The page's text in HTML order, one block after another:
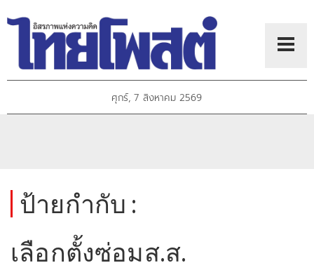
ศุกร์, 7 สิงหาคม 2569
ป้ายกำกับ :
เลือกตั้งซ่อมส.ส.